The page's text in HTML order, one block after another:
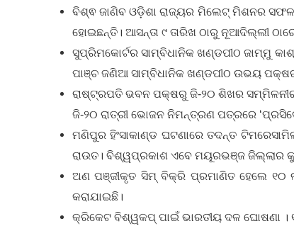
ବିଶ୍ଵ ଜାଣିବ ଓଡ଼ିଶା ରାଜ୍ୟର ମିଲେଟ୍ ମିଶନର
ହୋଇଛନ୍ତି। ଆସନ୍ତା ୯ ତାରିଖ ଠାରୁ ନୂଆଦିଲ୍ଲୀ
ସୁପ୍ରିମକୋର୍ଟର ସାମ୍ବିଧାନିକ ଖଣ୍ଡପୀଠ ଜାମ୍ମୁ
ପାଞ୍ଚ ଜଣିଆ ସାମ୍ବିଧାନିକ ଖଣ୍ଡପୀଠ ଉଭୟ
ରାଷ୍ଟ୍ରପତି ଭବନ ପକ୍ଷରୁ ଜି-୨୦ ଶିଖର
ଜି-୨୦ ରାତ୍ରୀ ଭୋଜନ ନିମନ୍ତ୍ରଣ ପତ୍ରରେ
ମଣିପୁର ହିଂସାକାଣ୍ଡ ଘଟଣାରେ ତଦନ୍ତ
ରାଉତ। ବିଶ୍ୱପ୍ରକାଶ ଏବେ ମୟୂରଭଞ୍ଜ ଜିଲ୍ଲାର
ଅଣ ପଞ୍ଜୀକୃତ ସିମ୍‌ ବିକ୍ରି ପ୍ରମାଣିତ ହେଲେ
କରାଯାଇଛି।
କ୍ରିକେଟ ବିଶ୍ୱକପ୍ ପାଇଁ ଭାରତୀୟ ଦଳ ଘୋଷଣା